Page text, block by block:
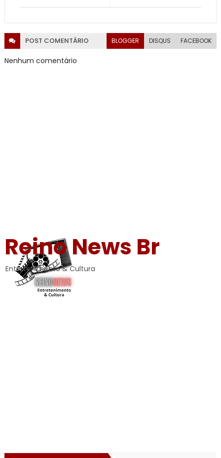
POST COMENTÁRIO BLOGGER DISQUS FACEBOOK
Nenhum comentário
Reino News Br
Entretenimento & Cultura